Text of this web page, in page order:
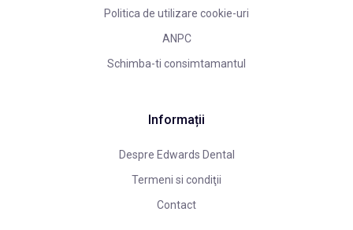
Politica de utilizare cookie-uri
ANPC
Schimba-ti consimtamantul
Informații
Despre Edwards Dental
Termeni si condiţii
Contact